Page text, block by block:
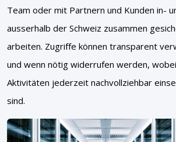
Team oder mit Partnern und Kunden in-
ausserhalb der Schweiz zusammen
arbeiten. Zugriffe können transparent
und wenn nötig widerrufen werden, wobei
Aktivitäten jederzeit nachvollziehbar
sind.